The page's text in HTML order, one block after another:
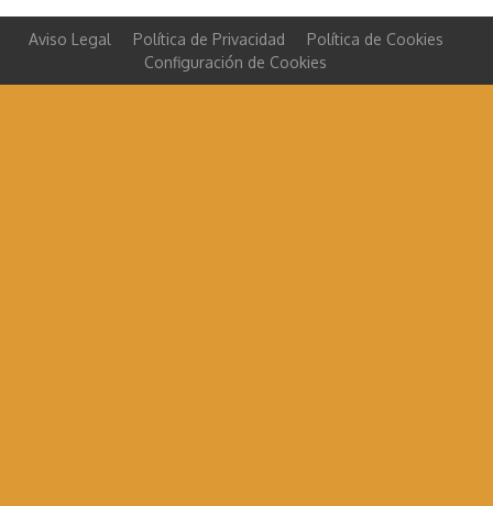
Aviso Legal Política de Privacidad
Política de Cookies
Configuración de Cookies